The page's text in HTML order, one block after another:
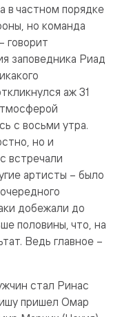
в частном порядке
но команда
говорит
заповедника Риад
аж 31
с восьми утра.
но и
встречали
артисты – было
добежали до
половины, что, на
Ведь главное –
стал Ринас
пришел Омар